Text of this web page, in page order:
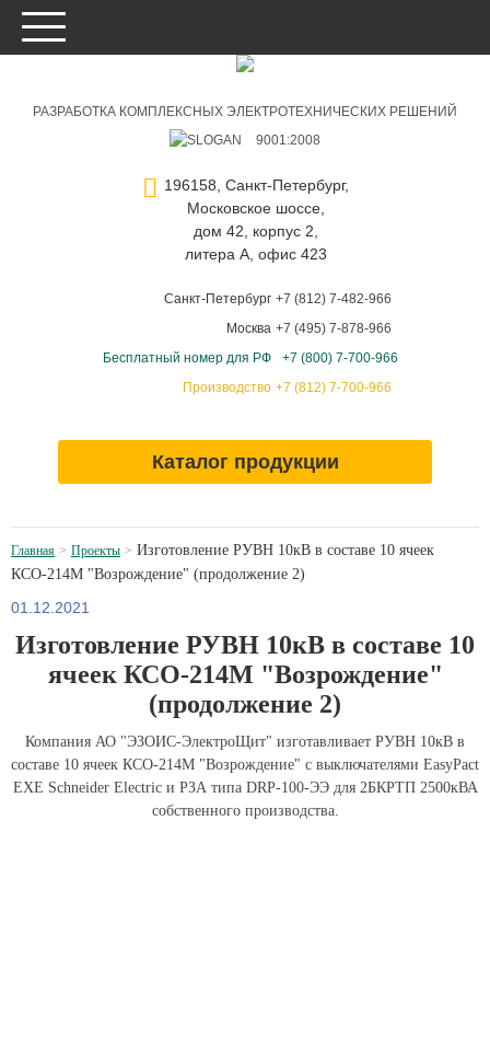
РАЗРАБОТКА КОМПЛЕКСНЫХ ЭЛЕКТРОТЕХНИЧЕСКИХ РЕШЕНИЙ
9001:2008
196158, Санкт-Петербург,
Московское шоссе,
дом 42, корпус 2,
литера А, офис 423
Санкт-Петербург
Москва
Бесплатный номер для РФ
Производство
+7 (812) 7-482-966
+7 (495) 7-878-966
+7 (800) 7-700-966
+7 (812) 7-700-966
Каталог продукции
Главная Проекты
Изготовление РУВН 10кВ в составе 10 ячеек
КСО-214М "Возрождение" (продолжение 2)
01.12.2021
Изготовление РУВН 10кВ в составе 10
ячеек КСО-214М "Возрождение"
(продолжение 2)
Компания АО "ЭЗОИС-ЭлектроЩит" изготавливает РУВН 10кВ в
составе 10 ячеек КСО-214М "Возрождение" с выключателями EasyPact
EXE Schneider Electric и РЗА типа DRP-100-ЭЭ для 2БКРТП 2500кВА
собственного производства.